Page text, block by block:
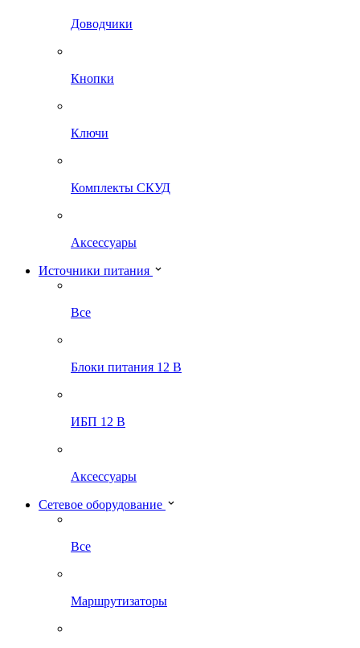
Доводчики
Кнопки
Ключи
Комплекты СКУД
Аксессуары
Источники питания
Все
Блоки питания 12 В
ИБП 12 В
Аксессуары
Сетевое оборудование
Все
Маршрутизаторы